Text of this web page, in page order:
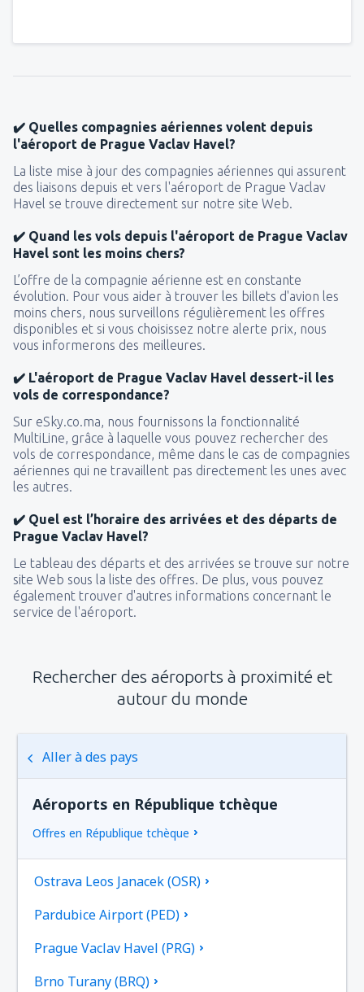
✔️ Quelles compagnies aériennes volent depuis
l'aéroport de Prague Vaclav Havel?
La liste mise à jour des compagnies aériennes qui assurent
des liaisons depuis et vers l'aéroport de Prague Vaclav
Havel se trouve directement sur notre site Web.
✔️ Quand les vols depuis l'aéroport de Prague Vaclav
Havel sont les moins chers?
L’offre de la compagnie aérienne est en constante
évolution. Pour vous aider à trouver les billets d'avion les
moins chers, nous surveillons régulièrement les offres
disponibles et si vous choisissez notre alerte prix, nous
vous informerons des meilleures.
✔️ L'aéroport de Prague Vaclav Havel dessert-il les
vols de correspondance?
Sur eSky.co.ma, nous fournissons la fonctionnalité
MultiLine, grâce à laquelle vous pouvez rechercher des
vols de correspondance, même dans le cas de compagnies
aériennes qui ne travaillent pas directement les unes avec
les autres.
✔️ Quel est l’horaire des arrivées et des départs de
Prague Vaclav Havel?
Le tableau des départs et des arrivées se trouve sur notre
site Web sous la liste des offres. De plus, vous pouvez
également trouver d'autres informations concernant le
service de l'aéroport.
Rechercher des aéroports à proximité et
autour du monde
Aller à des pays
Aéroports en République tchèque
Offres en République tchèque
Ostrava Leos Janacek (OSR)
Pardubice Airport (PED)
Prague Vaclav Havel (PRG)
Brno Turany (BRQ)